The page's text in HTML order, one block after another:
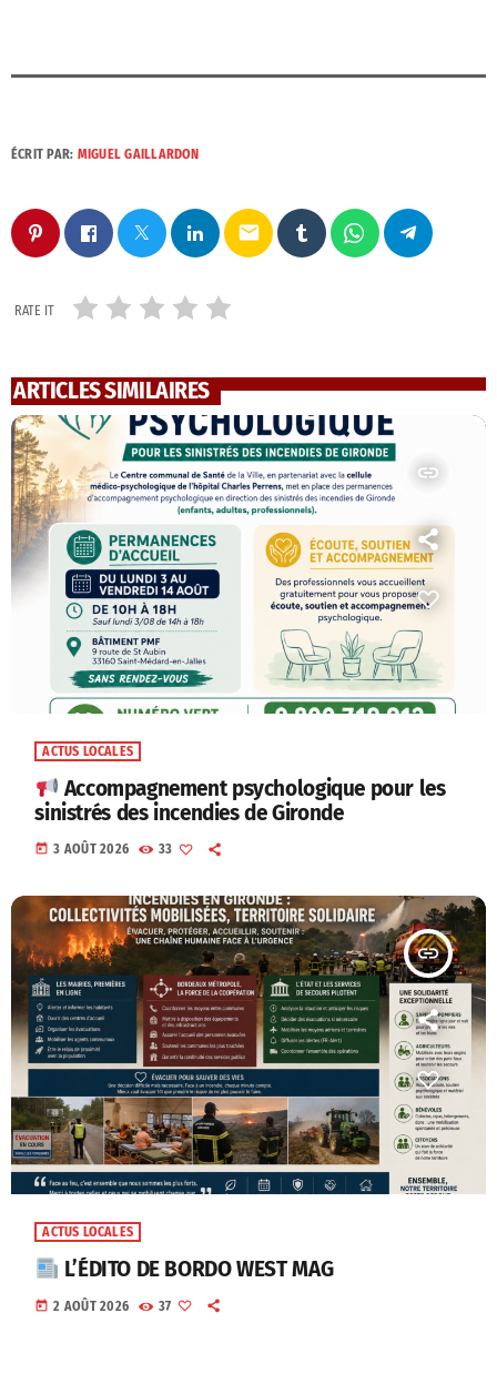
ÉCRIT PAR: MIGUEL GAILLARDON
email
RATE IT
ARTICLES SIMILAIRES
insert_link
ACTUS LOCALES
Accompagnement psychologique pour les
sinistrés des incendies de Gironde
today 3 AOÛT 2026 33
insert_link
ACTUS LOCALES
L’ÉDITO DE BORDO WEST MAG
today 2 AOÛT 2026 37